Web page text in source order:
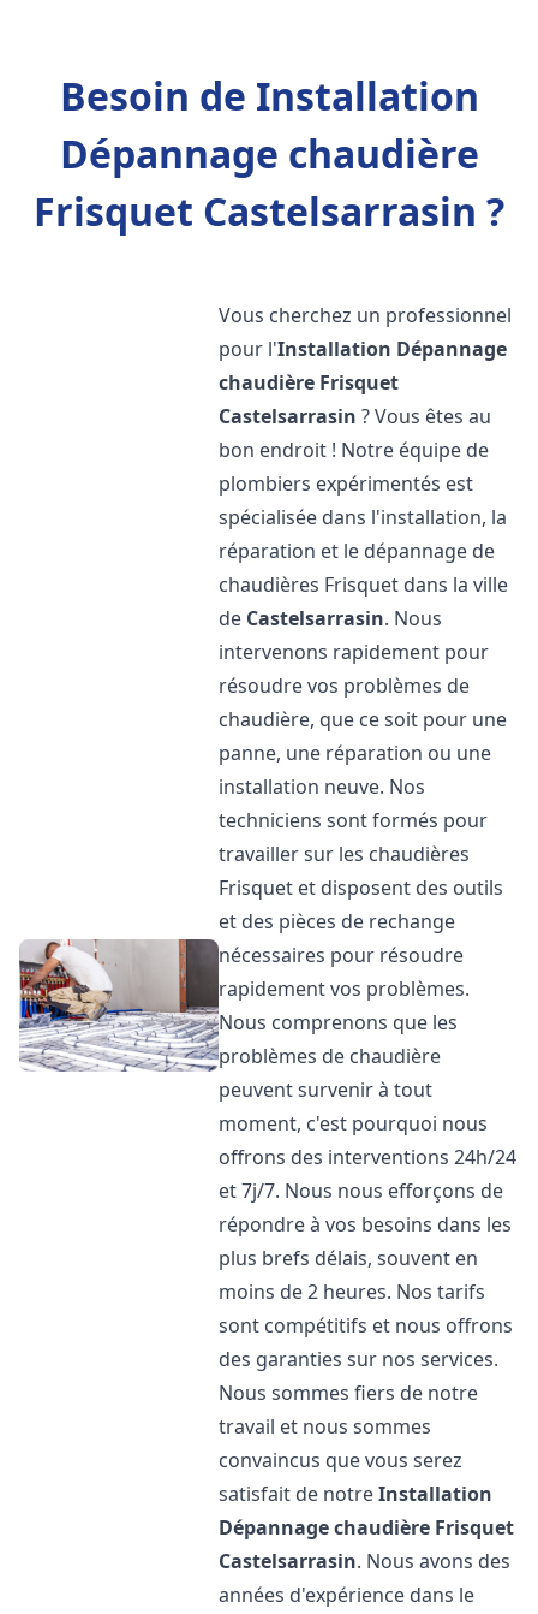
Besoin de Installation
Dépannage chaudière
Frisquet Castelsarrasin ?
Vous cherchez un professionnel
pour l'Installation Dépannage
chaudière Frisquet
Castelsarrasin ? Vous êtes au
bon endroit ! Notre équipe de
plombiers expérimentés est
spécialisée dans l'installation, la
réparation et le dépannage de
chaudières Frisquet dans la ville
de Castelsarrasin. Nous
intervenons rapidement pour
résoudre vos problèmes de
chaudière, que ce soit pour une
panne, une réparation ou une
installation neuve. Nos
techniciens sont formés pour
travailler sur les chaudières
Frisquet et disposent des outils
et des pièces de rechange
nécessaires pour résoudre
rapidement vos problèmes.
Nous comprenons que les
problèmes de chaudière
peuvent survenir à tout
moment, c'est pourquoi nous
offrons des interventions 24h/24
et 7j/7. Nous nous efforçons de
répondre à vos besoins dans les
plus brefs délais, souvent en
moins de 2 heures. Nos tarifs
sont compétitifs et nous offrons
des garanties sur nos services.
Nous sommes fiers de notre
travail et nous sommes
convaincus que vous serez
satisfait de notreInstallation
Dépannage chaudière Frisquet
Castelsarrasin. Nous avons des
années d'expérience dans le